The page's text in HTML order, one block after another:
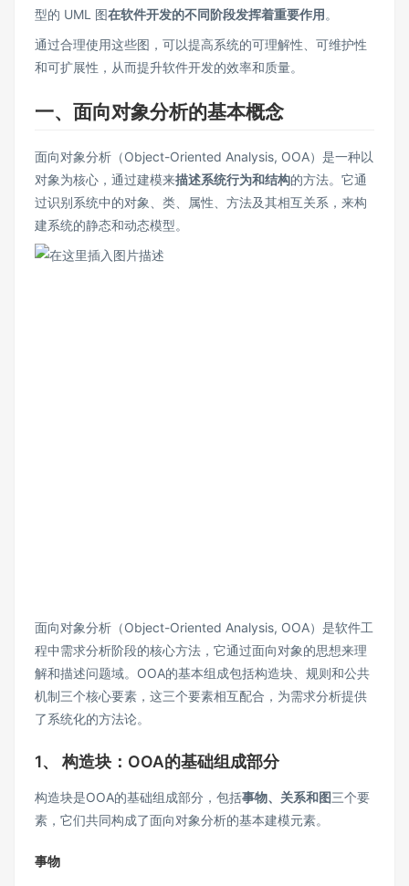
型的 UML 图在软件开发的不同阶段发挥着重要作用。
通过合理使用这些图，可以提高系统的可理解性、可维护性
和可扩展性，从而提升软件开发的效率和质量。
一、面向对象分析的基本概念
面向对象分析（Object-Oriented Analysis, OOA）是一种以
对象为核心，通过建模来描述系统行为和结构的方法。它通
过识别系统中的对象、类、属性、方法及其相互关系，来构
建系统的静态和动态模型。
面向对象分析（Object-Oriented Analysis, OOA）是软件工
程中需求分析阶段的核心方法，它通过面向对象的思想来理
解和描述问题域。OOA的基本组成包括构造块、规则和公共
机制三个核心要素，这三个要素相互配合，为需求分析提供
了系统化的方法论。
1、 构造块：OOA的基础组成部分
构造块是OOA的基础组成部分，包括事物、关系和图三个要
素，它们共同构成了面向对象分析的基本建模元素。
事物